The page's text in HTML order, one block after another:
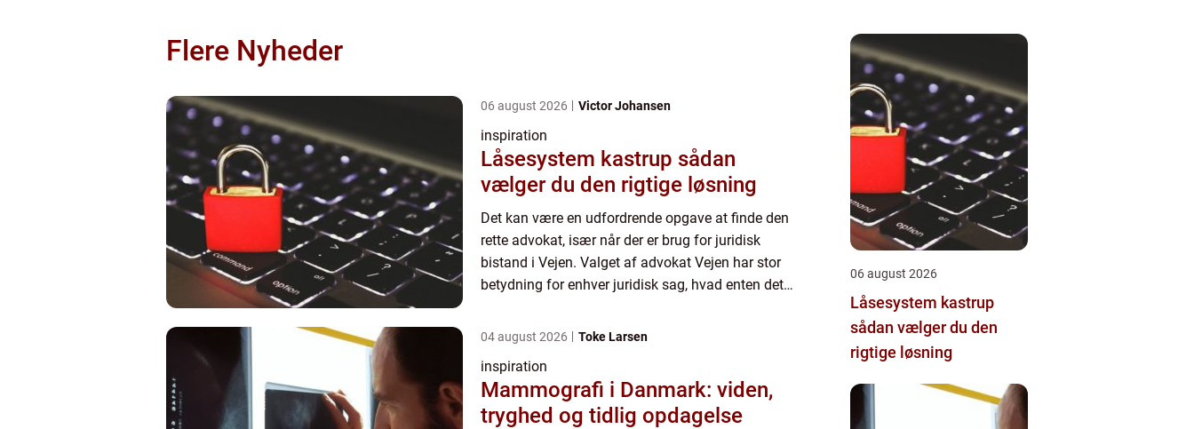
Flere Nyheder
06 august 2026 Victor Johansen
inspiration
Låsesystem kastrup sådan
vælger du den rigtige løsning
Det kan være en udfordrende opgave at finde den
rette advokat, især når der er brug for juridisk
bistand i Vejen. Valget af advokat Vejen har stor
betydning for enhver juridisk sag, hvad enten det
04 august 2026 Toke Larsen
inspiration
Mammografi i Danmark: viden,
tryghed og tidlig opdagelse
06 august 2026
Låsesystem kastrup
sådan vælger du den
rigtige løsning